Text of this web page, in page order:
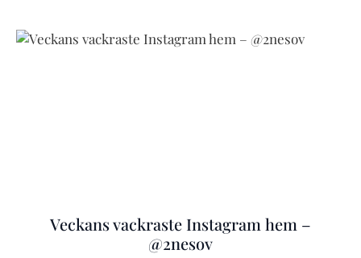
Veckans vackraste Instagram hem –
@2nesov